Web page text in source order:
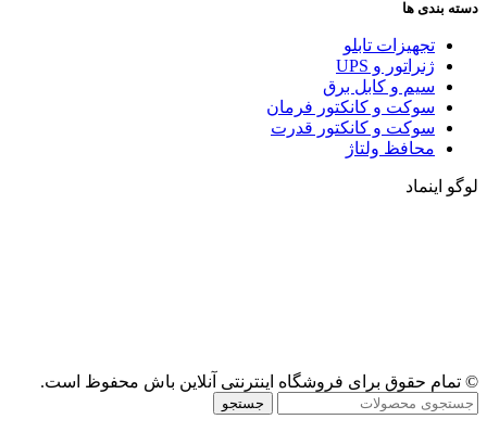
دسته بندی ها
تجهیزات تابلو
ژنراتور و UPS
سیم و کابل برق
سوکت و کانکتور فرمان
سوکت و کانکتور قدرت
محافظ ولتاژ
لوگو اینماد
© تمام حقوق برای فروشگاه اینترنتی آنلاین باش محفوظ است.
جستجو